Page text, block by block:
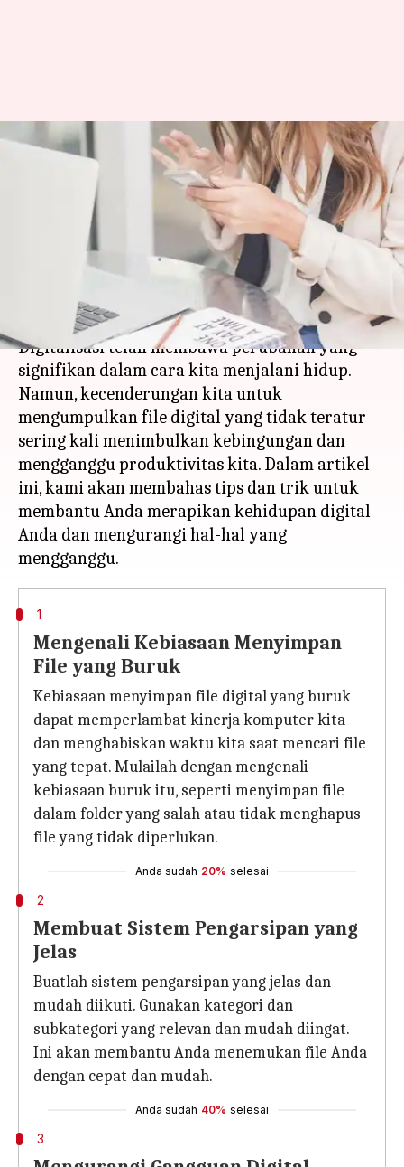
Cara Merapikan Kehidupan
Digital Anda: Tips Mengatur
File Digital dan Mengurangi
Gangguan
Apr 19, 2023 02:23 pm
Apa ceritanya
Digitalisasi telah membawa perubahan yang
signifikan dalam cara kita menjalani hidup.
Namun, kecenderungan kita untuk
mengumpulkan file digital yang tidak teratur
sering kali menimbulkan kebingungan dan
mengganggu produktivitas kita. Dalam artikel
ini, kami akan membahas tips dan trik untuk
membantu Anda merapikan kehidupan digital
Anda dan mengurangi hal-hal yang
1
Mengenali Kebiasaan Menyimpan
File yang Buruk
Kebiasaan menyimpan file digital yang buruk
dapat memperlambat kinerja komputer kita
dan menghabiskan waktu kita saat mencari file
yang tepat. Mulailah dengan mengenali
kebiasaan buruk itu, seperti menyimpan file
dalam folder yang salah atau tidak menghapus
file yang tidak diperlukan.
Anda sudah 20% selesai
2
Membuat Sistem Pengarsipan yang
Jelas
Buatlah sistem pengarsipan yang jelas dan
mudah diikuti. Gunakan kategori dan
subkategori yang relevan dan mudah diingat.
Ini akan membantu Anda menemukan file Anda
dengan cepat dan mudah.
Anda sudah 40% selesai
3